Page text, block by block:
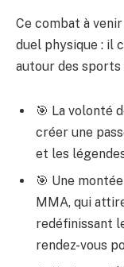
Ce combat à
duel physique : il
autour des sports
🎯 La volonté
créer une
et les
🎯 Une
MMA, qui
redéfinissant
rendez-vous